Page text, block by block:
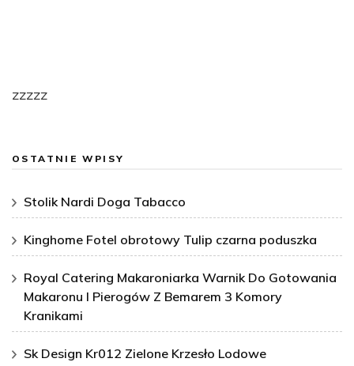
zzzzz
OSTATNIE WPISY
Stolik Nardi Doga Tabacco
Kinghome Fotel obrotowy Tulip czarna poduszka
Royal Catering Makaroniarka Warnik Do Gotowania
Makaronu I Pierogów Z Bemarem 3 Komory
Kranikami
Sk Design Kr012 Zielone Krzesło Lodowe